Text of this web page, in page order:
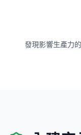
發現影響生產力